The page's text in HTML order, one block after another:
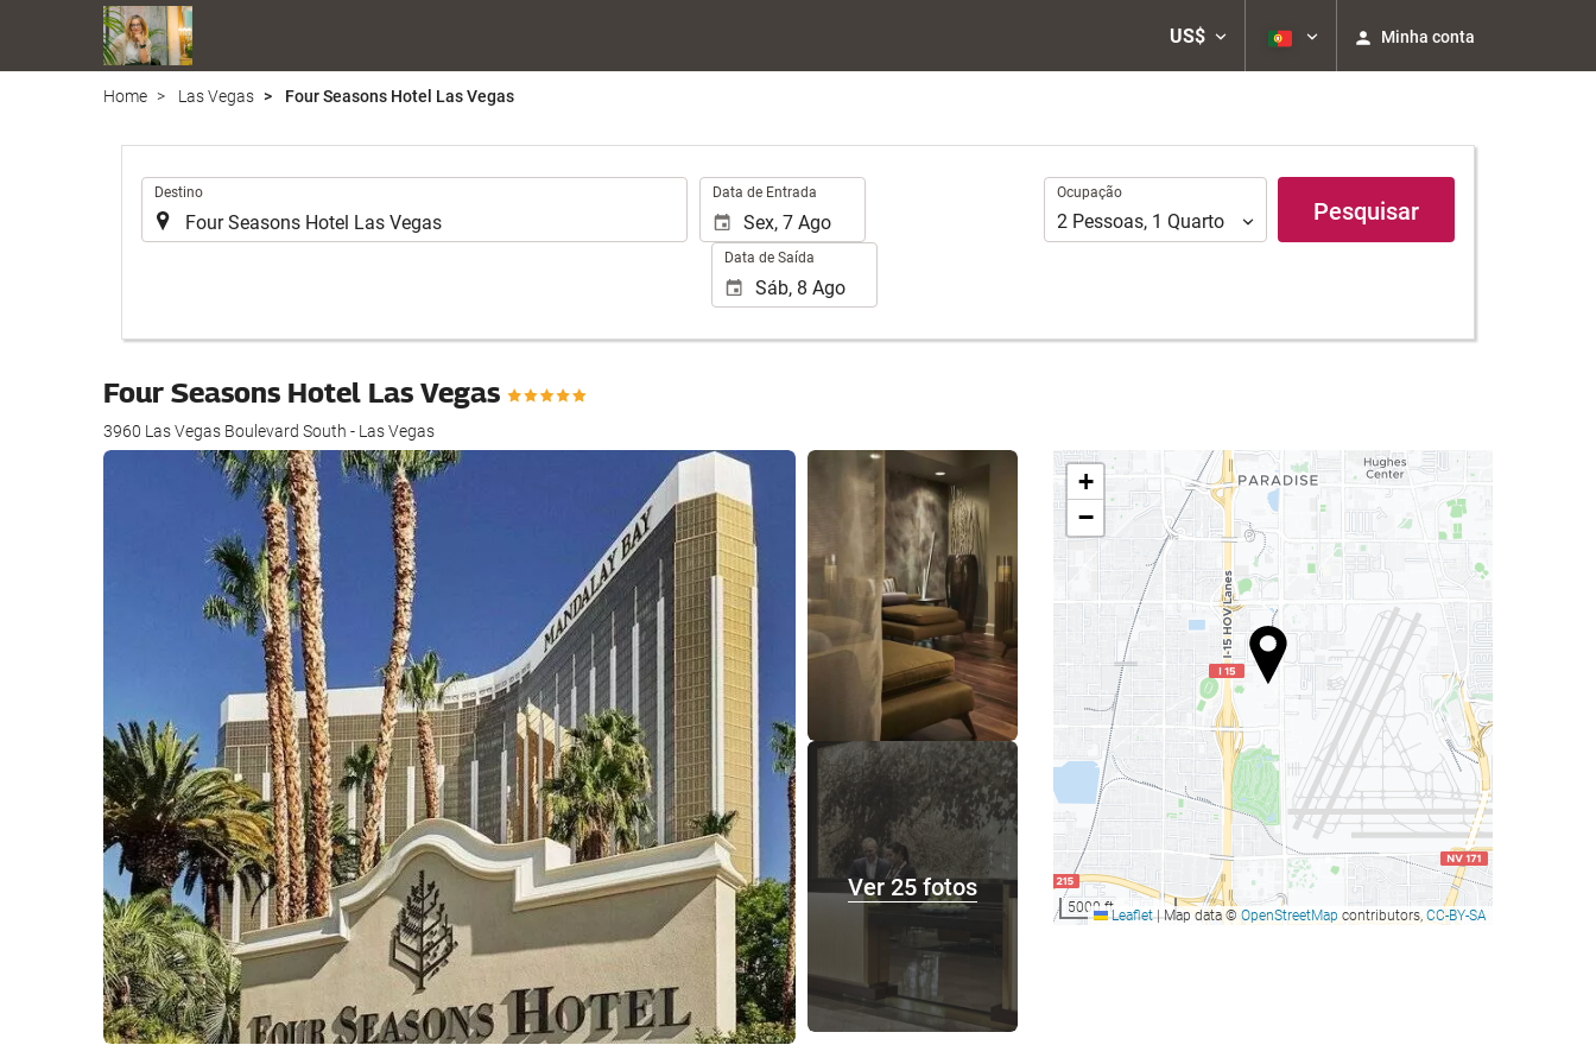
US$ Minha conta
Home Las Vegas Four Seasons Hotel Las Vegas
Destino Data de Entrada
Data de Saída
Ocupação
Ocupação
2 Pessoas, 1 Quarto Pesquisar
Four Seasons Hotel Las Vegas
3960 Las Vegas Boulevard South - Las Vegas
Ver 25 fotos
Ver 25 fotos
+
−
5000 ftLeaflet |Map data © OpenStreetMap contributors, CC-BY-SA